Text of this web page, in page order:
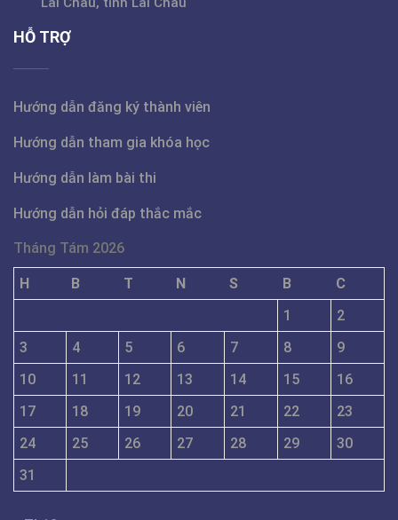
HỖ TRỢ
Hướng dẫn đăng ký thành viên
Hướng dẫn tham gia khóa học
Hướng dẫn làm bài thi
Hướng dẫn hỏi đáp thắc mắc
Tháng Tám 2026
H B T N S B
C
1
2
3
4 5 6 7 8
9
10
11 12 13 14 15
16
17
18 19 20 21 22
23
24
25 26 27 28 29
30
31